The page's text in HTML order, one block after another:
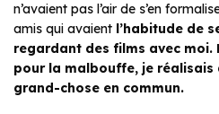
n’avaient pas l’air de s’en
amis qui avaient l’habitude de
regardant des films avec moi.
pour la malbouffe, je réalisais
grand-chose en commun.